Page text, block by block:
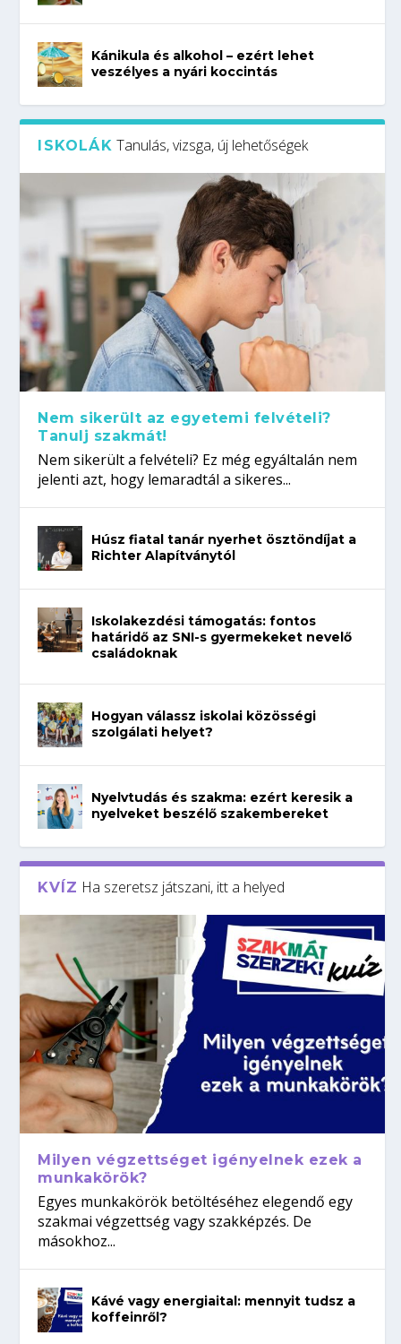
Kánikula és alkohol – ezért lehet
veszélyes a nyári koccintás
ISKOLÁK Tanulás, vizsga, új lehetőségek
Nem sikerült az egyetemi felvételi?
Tanulj szakmát!
Nem sikerült a felvételi? Ez még egyáltalán nem
jelenti azt, hogy lemaradtál a sikeres...
Húsz fiatal tanár nyerhet ösztöndíjat a
Richter Alapítványtól
Iskolakezdési támogatás: fontos
határidő az SNI-s gyermekeket nevelő
családoknak
Hogyan válassz iskolai közösségi
szolgálati helyet?
Nyelvtudás és szakma: ezért keresik a
nyelveket beszélő szakembereket
KVÍZ Ha szeretsz játszani, itt a helyed
Milyen végzettséget igényelnek ezek a
munkakörök?
Egyes munkakörök betöltéséhez elegendő egy
szakmai végzettség vagy szakképzés. De
másokhoz...
Kávé vagy energiaital: mennyit tudsz a
koffeinről?